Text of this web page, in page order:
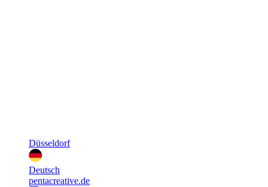
Düsseldorf
Deutsch
pentacreative.de